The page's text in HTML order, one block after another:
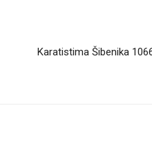
Karatistima Šibenika